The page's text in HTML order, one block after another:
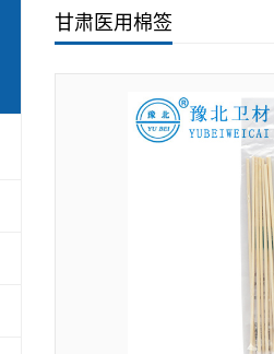
甘肃医用棉签